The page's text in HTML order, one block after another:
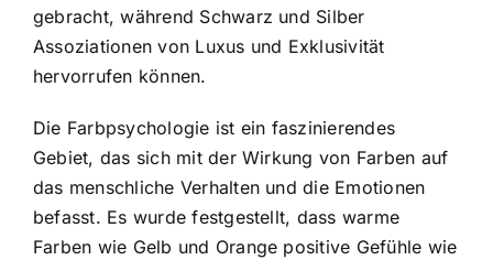
gebracht, während Schwarz und Silber
Assoziationen von Luxus und Exklusivität
hervorrufen können.
Die Farbpsychologie ist ein faszinierendes
Gebiet, das sich mit der Wirkung von Farben auf
das menschliche Verhalten und die Emotionen
befasst. Es wurde festgestellt, dass warme
Farben wie Gelb und Orange positive Gefühle wie